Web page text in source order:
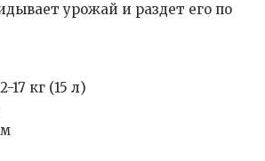
урожай и раздет его по
17 кг (15 л)